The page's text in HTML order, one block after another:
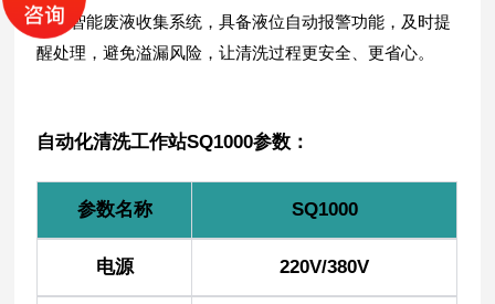
配备智能废液收集系统，具备液位自动报警功能，及时提
醒处理，避免溢漏风险，让清洗过程更安全、更省心。
自动化清洗工作站SQ1000参数：
参数名称 SQ1000
电源 220V/380V